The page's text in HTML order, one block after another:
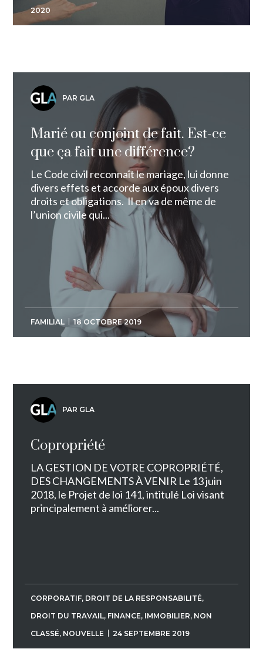
2020
PAR GLA
Marié ou conjoint de fait. Est-ce
que ça fait une différence?
Le Code civil reconnaît le mariage, lui donne
divers effets et accorde aux époux divers
droits et obligations. Il en va de même de
l’union civile qui...
FAMILIAL 18 OCTOBRE 2019
PAR GLA
Copropriété
LA GESTION DE VOTRE COPROPRIÉTÉ,
DES CHANGEMENTS À VENIR Le 13 juin
2018, le Projet de loi 141, intitulé Loi visant
principalement à améliorer...
CORPORATIF, DROIT DE LA RESPONSABILITÉ,
DROIT DU TRAVAIL, FINANCE, IMMOBILIER, NON
CLASSÉ, NOUVELLE 24 SEPTEMBRE 2019